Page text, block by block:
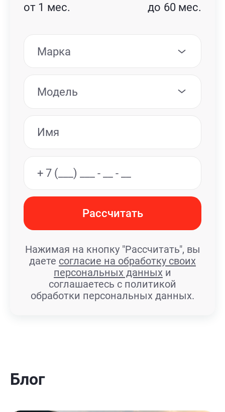
от 1 мес. до 60 мес.
Марка
Модель
Рассчитать
Нажимая на кнопку "Рассчитать", вы
даете согласие на обработку своих
персональных данных и
соглашаетесь с политикой
обработки персональных данных.
Блог